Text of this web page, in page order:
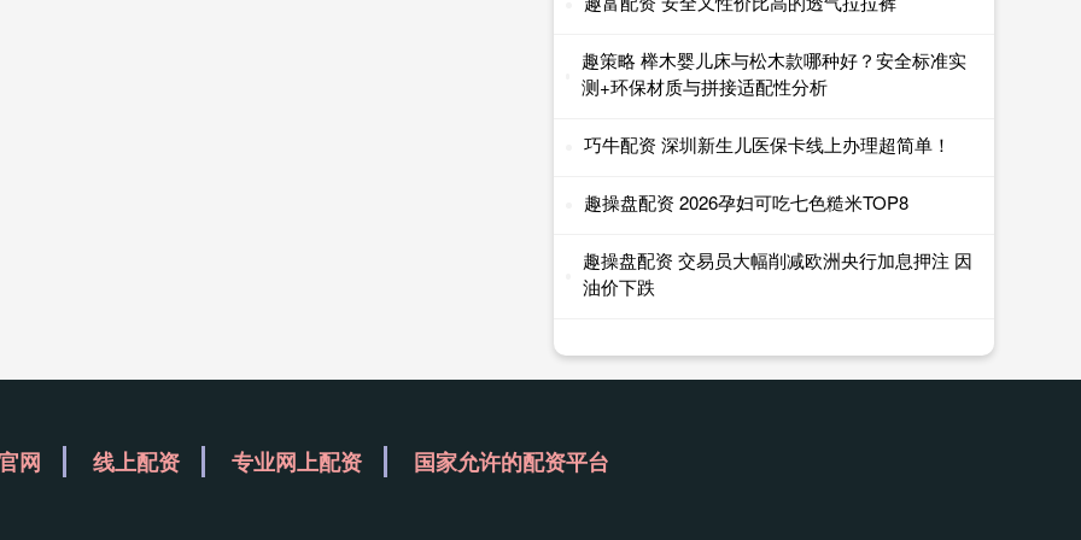
趣策略 榉木婴儿床与松木款哪种好？安全标准实
测+环保材质与拼接适配性分析
巧牛配资 深圳新生儿医保卡线上办理超简单！
趣操盘配资 2026孕妇可吃七色糙米TOP8
趣操盘配资 交易员大幅削减欧洲央行加息押注 因
油价下跌
网 线上配资 专业网上配资 国家允许的配资平台